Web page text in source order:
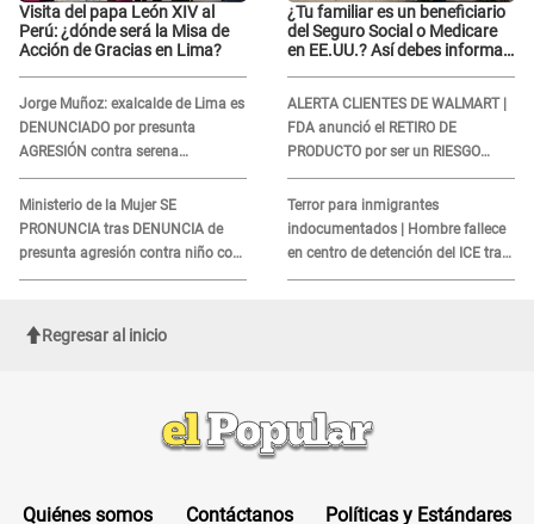
Visita del papa León XIV al
Perú: ¿dónde será la Misa de
Acción de Gracias en Lima?
Jorge Muñoz: exalcalde de Lima es
DENUNCIADO por presunta
AGRESIÓN contra serena
GESTANTE en Miraflores
Ministerio de la Mujer SE
PRONUNCIA tras DENUNCIA de
presunta agresión contra niño con
autismo en Surco
¿Tu familiar es un beneficiario
del Seguro Social o Medicare
en EE.UU.? Así debes informar
ALERTA CLIENTES DE WALMART |
FDA anunció el RETIRO DE
PRODUCTO por ser un RIESGO
MORTAL para consumidores: ¿Cuál
es?
Terror para inmigrantes
indocumentados | Hombre fallece
en centro de detención del ICE tras
sufrir una "emergencia médica"
Regresar al inicio
Quiénes somos Contáctanos
Políticas y Estándares